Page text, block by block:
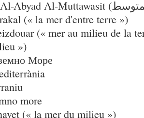
(« la mer d'entre terre »)
(« mer au milieu de la
»)
Море
more
(« la mer du milieu »)